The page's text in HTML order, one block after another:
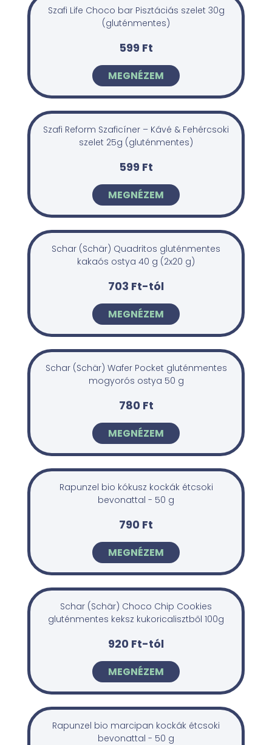
Szafi Life Choco bar Pisztáciás szelet 30g
(gluténmentes)
599 Ft
MEGNÉZEM
Szafi Reform Szaficíner – Kávé & Fehércsoki
szelet 25g (gluténmentes)
599 Ft
MEGNÉZEM
Schar (Schär) Quadritos gluténmentes
kakaós ostya 40 g (2x20 g)
703 Ft-tól
MEGNÉZEM
Schar (Schär) Wafer Pocket gluténmentes
mogyorós ostya 50 g
780 Ft
MEGNÉZEM
Rapunzel bio kókusz kockák étcsoki
bevonattal - 50 g
790 Ft
MEGNÉZEM
Schar (Schär) Choco Chip Cookies
gluténmentes keksz kukoricalisztből 100g
920 Ft-tól
MEGNÉZEM
Rapunzel bio marcipan kockák étcsoki
bevonattal - 50 g